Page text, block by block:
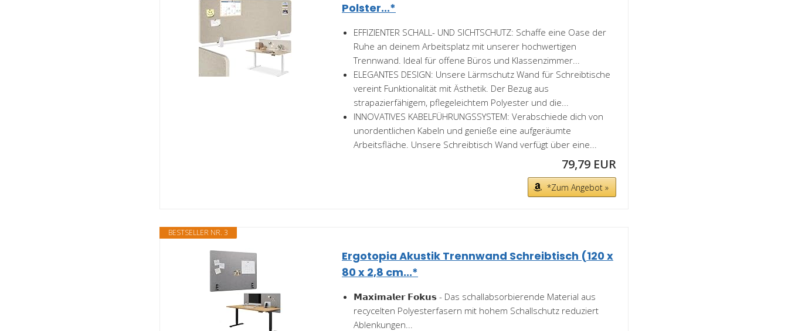
Polster...*
EFFIZIENTER SCHALL- UND SICHTSCHUTZ: Schaffe eine Oase der
Ruhe an deinem Arbeitsplatz mit unserer hochwertigen
Trennwand. Ideal für offene Büros und Klassenzimmer...
ELEGANTES DESIGN: Unsere Lärmschutz Wand für Schreibtische
vereint Funktionalität mit Ästhetik. Der Bezug aus
strapazierfähigem, pflegeleichtem Polyester und die...
INNOVATIVES KABELFÜHRUNGSSYSTEM: Verabschiede dich von
unordentlichen Kabeln und genieße eine aufgeräumte
Arbeitsfläche. Unsere Schreibtisch Wand verfügt über eine...
79,79 EUR
*Zum Angebot »
BESTSELLER NR. 3
Ergotopia Akustik Trennwand Schreibtisch (120 x
80 x 2,8 cm...*
𝗠𝗮𝘅𝗶𝗺𝗮𝗹𝗲𝗿 𝗙𝗼𝗸𝘂𝘀 - Das schallabsorbierende Material aus
recycelten Polyesterfasern mit hohem Schallschutz reduziert
Ablenkungen...